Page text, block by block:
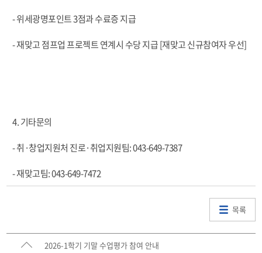
- 위세광명포인트 3점과 수료증 지급
- 재맞고 점프업 프로젝트 연계시 수당 지급 [재맞고 신규참여자 우선]
4. 기타문의
- 취·창업지원처 진로·취업지원팀: 043-649-7387
- 재맞고팀: 043-649-7472
목록
2026-1학기 기말 수업평가 참여 안내